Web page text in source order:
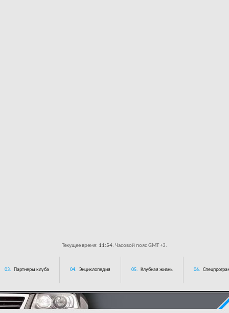
Текущее время: 11:54. Часовой пояс GMT +3.
03. Партнеры клуба 04. Энциклопедия 05. Клубная жизнь 06.